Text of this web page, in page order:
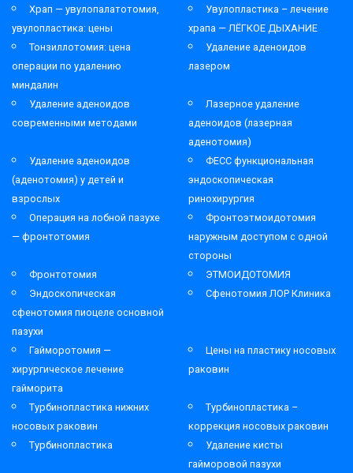
Храп — увулопалатотомия,
увулопластика: цены
Увулопластика – лечение
храпа — ЛЁГКОЕ ДЫХАНИЕ
Тонзиллотомия: цена
операции по удалению
миндалин
Удаление аденоидов
лазером
Удаление аденоидов
современными методами
Лазерное удаление
аденоидов (лазерная
аденотомия)
Удаление аденоидов
(аденотомия) у детей и
взрослых
ФЕСС функциональная
эндоскопическая
ринохирургия
Операция на лобной пазухе
— фронтотомия
Фронтоэтмоидотомия
наружным доступом с одной
стороны
Фронтотомия
ЭТМОИДОТОМИЯ
Эндоскопическая
сфенотомия пиоцеле основной
пазухи
Сфенотомия ЛОР Клиника
Гайморотомия —
хирургическое лечение
гайморита
Цены на пластику носовых
раковин
Турбинопластика нижних
носовых раковин
Турбинопластика –
коррекция носовых раковин
Турбинопластика
Удаление кисты
гайморовой пазухи